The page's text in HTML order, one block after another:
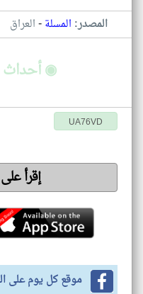
المصدر: المسلة-العراق
◉ أحداث
UA76VD
إقرأ
موقع كل يوم على